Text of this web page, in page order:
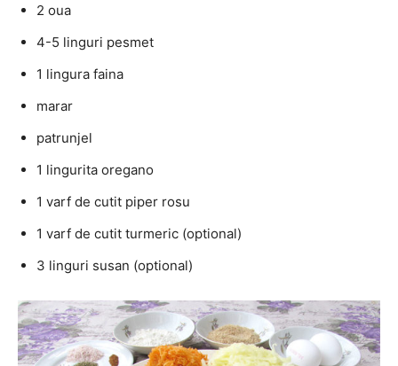
2 oua
4-5 linguri pesmet
1 lingura faina
marar
patrunjel
1 lingurita oregano
1 varf de cutit piper rosu
1 varf de cutit turmeric (optional)
3 linguri susan (optional)